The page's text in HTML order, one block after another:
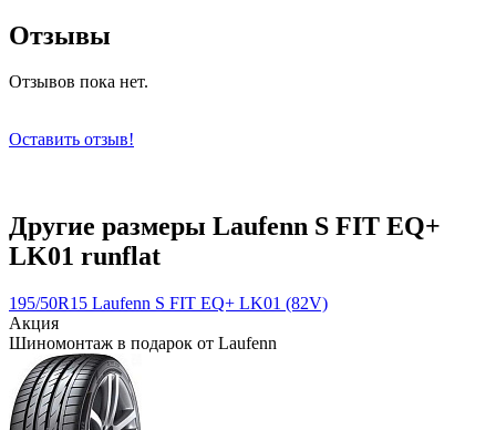
Отзывы
Отзывов пока нет.
Оставить отзыв!
Другие размеры Laufenn S FIT EQ+
LK01 runflat
195/50R15 Laufenn S FIT EQ+ LK01 (82V)
Акция
Шиномонтаж в подарок от Laufenn